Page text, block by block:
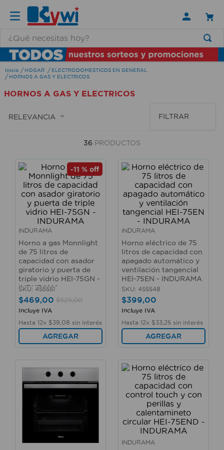
HOGAR
ELECTRODOMESTICOS EN GENERAL
HORNOS A GAS Y ELECTRICOS
HORNOS A GAS Y ELECTRICOS
RELEVANCIA FILTRAR
36 PRODUCTOS
-11 % off
INDURAMA
Horno a gas Monnlight
de 75 litros de
capacidad con asador
giratorio y puerta de
triple vidrio HEI-75GN -
INDURAMA
SKU: 455551
$469,00 $525,00
Incluye IVA
Hasta 12x $39 08 sin interés
AGREGAR
INDURAMA
Horno eléctrico de 75
litros de capacidad con
apagado automático y
ventilación tangencial
HEI-75EN - INDURAMA
SKU: 455548
$399,00
Incluye IVA
Hasta 12x $33 25 sin interés
AGREGAR
INDURAMA
TÉRMINOS MÁS BUSCADOS
1.
lamparas
2.
ducha
.
organizador
aspiradora
cerradura
taladro
sillas